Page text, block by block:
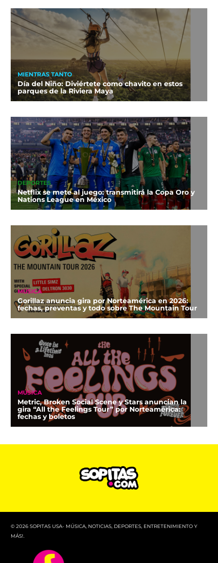
MIENTRAS TANTO
Día del Niño: Diviértete como chavito en estos
parques de la Riviera Maya
DEPORTES
Netflix se mete al juego: transmitirá la Copa Oro y
Nations League en México
MÚSICA
Gorillaz anuncia gira por Norteamérica en 2026:
fechas, preventas y todo sobre The Mountain Tour
MÚSICA
Metric, Broken Social Scene y Stars anuncian la
gira “All the Feelings Tour” por Norteamérica:
fechas y boletos
© 2026 SOPITAS USA- MÚSICA, NOTICIAS, DEPORTES, ENTRETENIMIENTO Y
MÁS!.